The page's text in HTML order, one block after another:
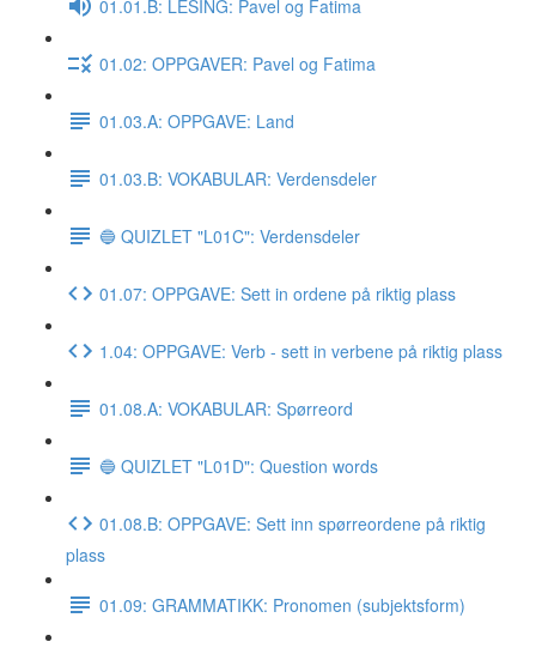
01.01.B: LESING: Pavel og Fatima
01.02: OPPGAVER: Pavel og Fatima
01.03.A: OPPGAVE: Land
01.03.B: VOKABULAR: Verdensdeler
🔵 QUIZLET "L01C": Verdensdeler
01.07: OPPGAVE: Sett in ordene på riktig plass
1.04: OPPGAVE: Verb - sett in verbene på riktig plass
01.08.A: VOKABULAR: Spørreord
🔵 QUIZLET "L01D": Question words
01.08.B: OPPGAVE: Sett inn spørreordene på riktig
plass
01.09: GRAMMATIKK: Pronomen (subjektsform)